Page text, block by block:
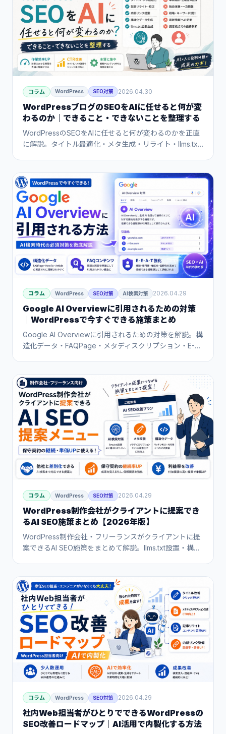
コラム WordPress SEO対策 2026.04.30
WordPressブログのSEOをAIに任せると何が変
わるのか｜できること・できないことを整理する
WordPressのSEOをAIに任せると何が変わるのかを正直
に解説。タイトル最適化・メタ生成・リライト・llms.txt
を紹介します。
コラム WordPress SEO対策 AI検索対策 2026.04.29
Google AI Overviewに引用されるための対策
｜WordPressで今すぐできる施策まとめ
Google AI Overviewに引用されるための対策を解説。構
造化データ・FAQPage・メタディスクリプション・E-E-
りやすく紹介します。
コラム WordPress SEO対策 2026.04.29
WordPress制作会社がクライアントに提案でき
るAI SEO施策まとめ【2026年版】
WordPress制作会社・フリーランスがクライアントに提
案できるAI SEO施策をまとめて解説。llms.txt設置・構造
つなげる方法を紹介します。
コラム WordPress SEO対策 2026.04.29
社内Web担当者がひとりでできるWordPressの
SEO改善ロードマップ｜AI活用で内製化する方法